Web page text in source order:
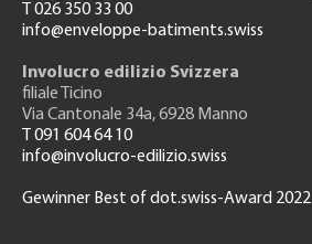
T 026 350 33 00
info@enveloppe-batiments.swiss
Involucro edilizio Svizzera
filiale Ticino
Via Cantonale 34a, 6928 Manno
T 091 604 64 10
info@involucro-edilizio.swiss
Gewinner Best of dot.swiss-Award 2022